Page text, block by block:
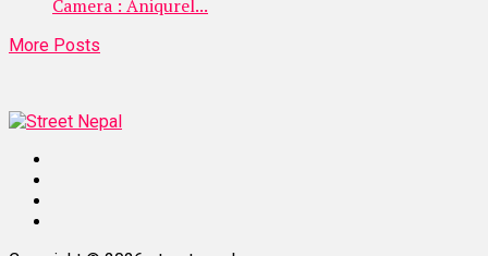
Camera : Aniqurel...
More Posts